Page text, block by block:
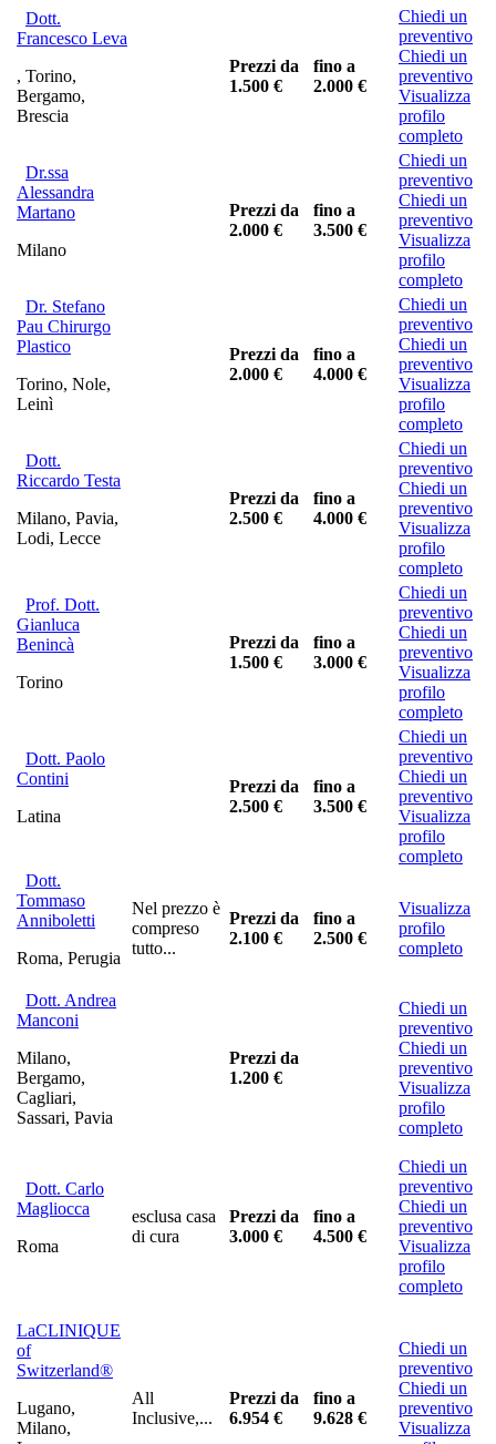
Dott.
Francesco Leva
, Torino,
Bergamo,
Brescia
Prezzi da
1.500 €
fino a
2.000 €
Chiedi un
preventivo
Chiedi un
preventivo
Visualizza
profilo
completo
Dr.ssa
Alessandra
Martano
Milano
Prezzi da
2.000 €
fino a
3.500 €
Chiedi un
preventivo
Chiedi un
preventivo
Visualizza
profilo
completo
Dr. Stefano
Pau Chirurgo
Plastico
Torino, Nole,
Leinì
Prezzi da
2.000 €
fino a
4.000 €
Chiedi un
preventivo
Chiedi un
preventivo
Visualizza
profilo
completo
Dott.
Riccardo Testa
Milano, Pavia,
Lodi, Lecce
Prezzi da
2.500 €
fino a
4.000 €
Chiedi un
preventivo
Chiedi un
preventivo
Visualizza
profilo
completo
Prof. Dott.
Gianluca
Benincà
Torino
Prezzi da
1.500 €
fino a
3.000 €
Chiedi un
preventivo
Chiedi un
preventivo
Visualizza
profilo
completo
Dott. Paolo
Contini
Latina
Prezzi da
2.500 €
fino a
3.500 €
Chiedi un
preventivo
Chiedi un
preventivo
Visualizza
profilo
completo
Dott.
Tommaso
Anniboletti
Roma, Perugia
Nel prezzo è
compreso
tutto...
Prezzi da
2.100 €
fino a
2.500 €
Visualizza
profilo
completo
Dott. Andrea
Manconi
Milano,
Bergamo,
Cagliari,
Sassari, Pavia
Prezzi da
1.200 €
Chiedi un
preventivo
Chiedi un
preventivo
Visualizza
profilo
completo
Dott. Carlo
Magliocca
Roma
esclusa casa
di cura
Prezzi da
3.000 €
fino a
4.500 €
Chiedi un
preventivo
Chiedi un
preventivo
Visualizza
profilo
completo
LaCLINIQUE
of
Switzerland®
Lugano,
Milano,
All
Inclusive,...
Prezzi da
6.954 €
fino a
9.628 €
Chiedi un
preventivo
Chiedi un
preventivo
Visualizza